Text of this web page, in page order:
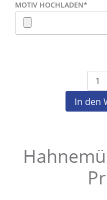
MOTIV HOCHLADEN*